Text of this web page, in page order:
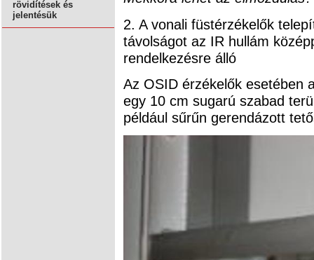
rövidítések és
jelentésük
2. A vonali füstérzékelők
távolságot az IR hullám
rendelkezésre álló
Az OSID érzékelők esetében
egy 10 cm sugarú szabad
például sűrűn gerendázott